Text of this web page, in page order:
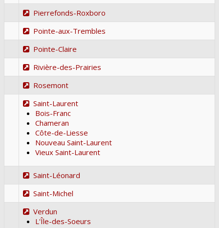
Pierrefonds-Roxboro
Pointe-aux-Trembles
Pointe-Claire
Rivière-des-Prairies
Rosemont
Saint-Laurent
Bois-Franc
Chameran
Côte-de-Liesse
Nouveau Saint-Laurent
Vieux Saint-Laurent
Saint-Léonard
Saint-Michel
Verdun
L'Île-des-Soeurs